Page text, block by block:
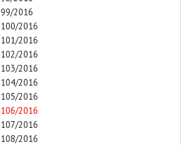
2016
2016
2016
2016
2016
2016
2016
2016
2016
2016